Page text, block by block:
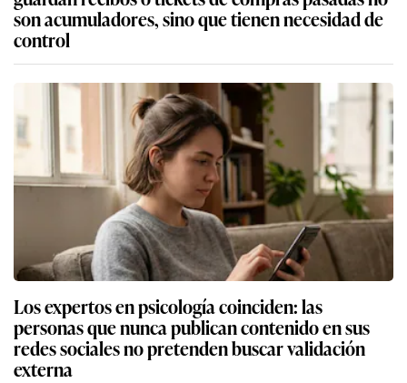
son acumuladores, sino que tienen necesidad de
control
Los expertos en psicología coinciden: las
personas que nunca publican contenido en sus
redes sociales no pretenden buscar validación
externa